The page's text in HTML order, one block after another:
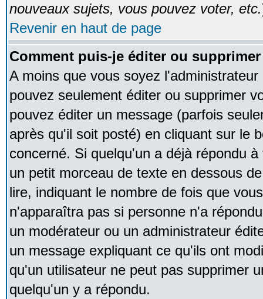
nouveaux sujets, vous pouvez voter, etc.
Revenir en haut de page
Comment puis-je éditer ou
A moins que vous soyez
pouvez seulement éditer ou supprimer
pouvez éditer un message (parfois
après qu'il soit posté) en cliquant sur le
concerné. Si quelqu'un a déjà répondu
un petit morceau de texte en dessous
lire, indiquant le nombre de fois que
n'apparaîtra pas si personne n'a
un modérateur ou un administrateur
un message expliquant ce qu'ils ont
qu'un utilisateur ne peut pas supprimer
quelqu'un y a répondu.